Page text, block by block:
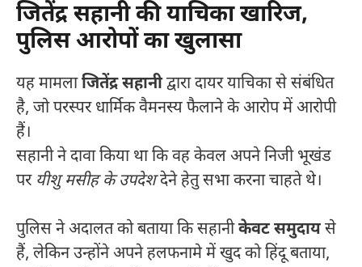
जितेंद्र सहानी की याचिका खारिज,
पुलिस आरोपों का खुलासा
यह मामलाजितेंद्र सहानीद्वारा दायर याचिका से संबंधित
है, जो परस्पर धार्मिक वैमनस्य फैलाने के आरोप में आरोपी
हैं।
सहानी ने दावा किया था कि वह केवल अपने निजी भूखंड
पर यीशु मसीह के उपदेशदेने हेतु सभा करना चाहते थे।
पुलिस ने अदालत को बताया कि सहानीकेवट समुदायसे
हैं, लेकिन उन्होंने अपने हलफनामे में खुद को हिंदू बताया,